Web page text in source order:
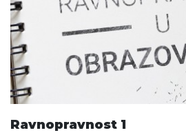
Ravnopravnost 1